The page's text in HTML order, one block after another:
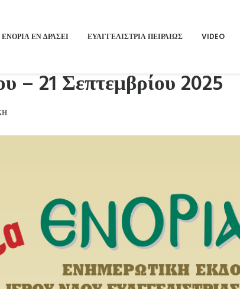
ΕΝΟΡΙΑ ΕΝ ΔΡΑΣΕΙ ΕΥΑΓΓΕΛΙΣΤΡΙΑ ΠΕΙΡΑΙΏΣ VIDEO
– 21 Σεπτεμβρίου 2025